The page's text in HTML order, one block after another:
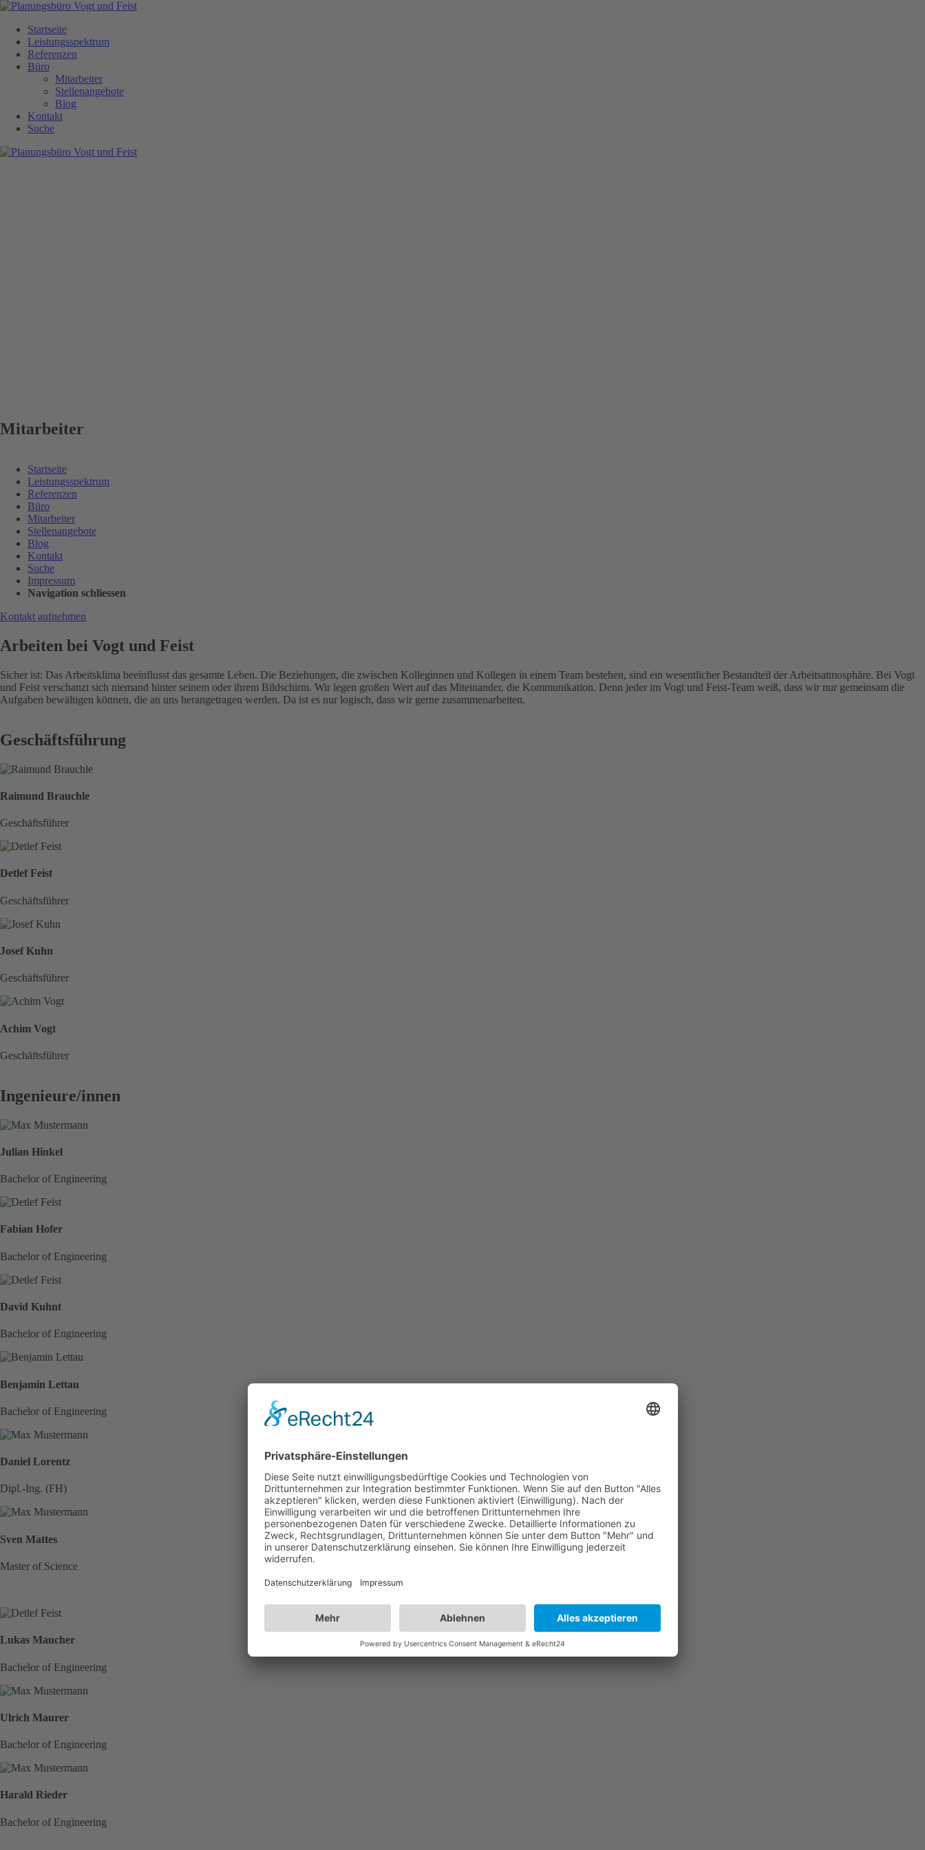
Navigation
Startseite
Leistungsspektrum
Referenzen
Büro
Mitarbeiter
Stellenangebote
Blog
Kontakt
Suche
Mitarbeiter
Startseite
Leistungsspektrum
Referenzen
Büro
Mitarbeiter
Stellenangebote
Blog
Kontakt
Suche
Impressum
Navigation schliessen
Kontakt aufnehmen
Arbeiten bei Vogt und Feist
Sicher ist: Das Arbeitsklima beeinflusst das gesamte Leben. Die Beziehungen, die zwischen Kolleginnen und Kollegen in einem Team bestehen, sind ein wesentlicher Bestandteil der Arbeitsatmosphäre. Bei Vogt
und Feist verschanzt sich niemand hinter seinem oder ihrem Bildschirm. Wir legen großen Wert auf das Miteinander, die Kommunikation. Denn jeder im Vogt und Feist-Team weiß, dass wir nur gemeinsam die
Aufgaben bewältigen können, die an uns herangetragen werden. Da ist es nur logisch, dass wir gerne zusammenarbeiten.
Geschäftsführung
Raimund Brauchle
Geschäftsführer
Detlef Feist
Geschäftsführer
Josef Kuhn
Geschäftsführer
Achim Vogt
Geschäftsführer
Ingenieure/innen
Julian Hinkel
Bachelor of Engineering
Fabian Hofer
Bachelor of Engineering
David Kuhnt
Bachelor of Engineering
Benjamin Lettau
Bachelor of Engineering
Daniel Lorentz
Dipl.-Ing. (FH)
Sven Mattes
Master of Science
Lukas Maucher
Bachelor of Engineering
Ulrich Maurer
Bachelor of Engineering
Harald Rieder
Bachelor of Engineering